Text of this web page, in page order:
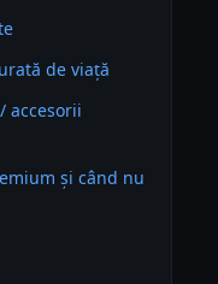
de viață
accesorii
și când nu